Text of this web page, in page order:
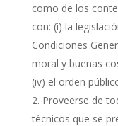
como de los
con: (i) la
Condiciones
moral y buenas
(iv) el orden
Proveerse de
técnicos que se